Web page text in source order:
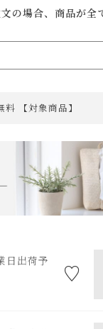
の場合、商品が全
【対象商品】
日出荷予